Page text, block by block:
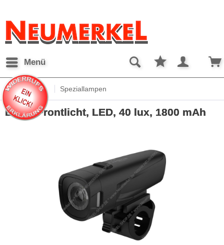
Menü
Übersicht Speziallampen
Bike - Frontlicht, LED, 40 lux, 1800 mAh